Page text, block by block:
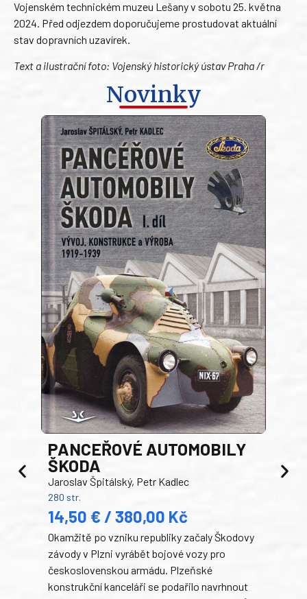
Vojenském technickém muzeu Lešany v sobotu 25. května
2024. Před odjezdem doporučujeme prostudovat aktuální
stav dopravních uzavírek.
Text a ilustrační foto: Vojenský historický ústav Praha /r
Novinky
PANCEŘOVÉ AUTOMOBILY
ŠKODA
Jaroslav Špitálský, Petr Kadlec
280 str.
14,50 € / 380,00 Kč
Okamžitě po vzniku republiky začaly Škodovy
závody v Plzni vyrábět bojové vozy pro
československou armádu. Plzeňské
konstrukční kanceláři se podařilo navrhnout